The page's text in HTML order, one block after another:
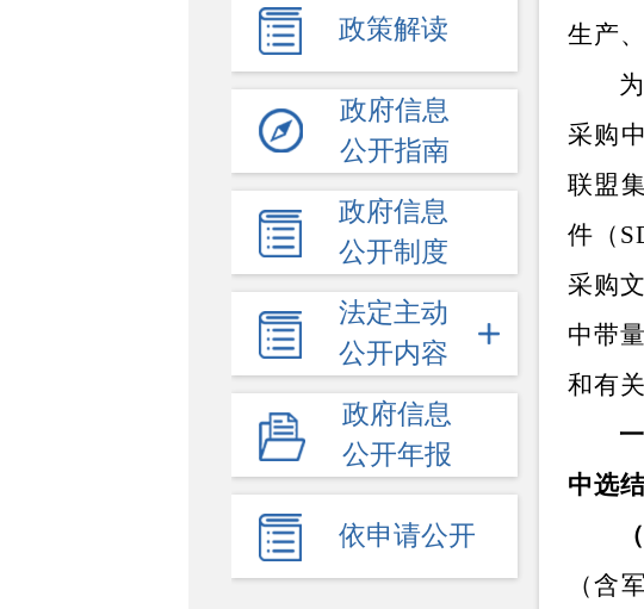
政策解读
政府信息
公开指南
政府信息
公开制度
法定主动
公开内容
政府信息
公开年报
依申请公开
生产
采购
联盟
件（
采购
中带
和有
中选
（含